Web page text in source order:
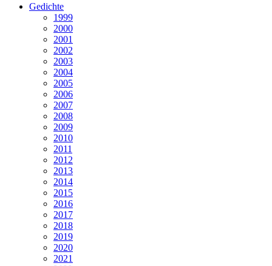
Gedichte
1999
2000
2001
2002
2003
2004
2005
2006
2007
2008
2009
2010
2011
2012
2013
2014
2015
2016
2017
2018
2019
2020
2021